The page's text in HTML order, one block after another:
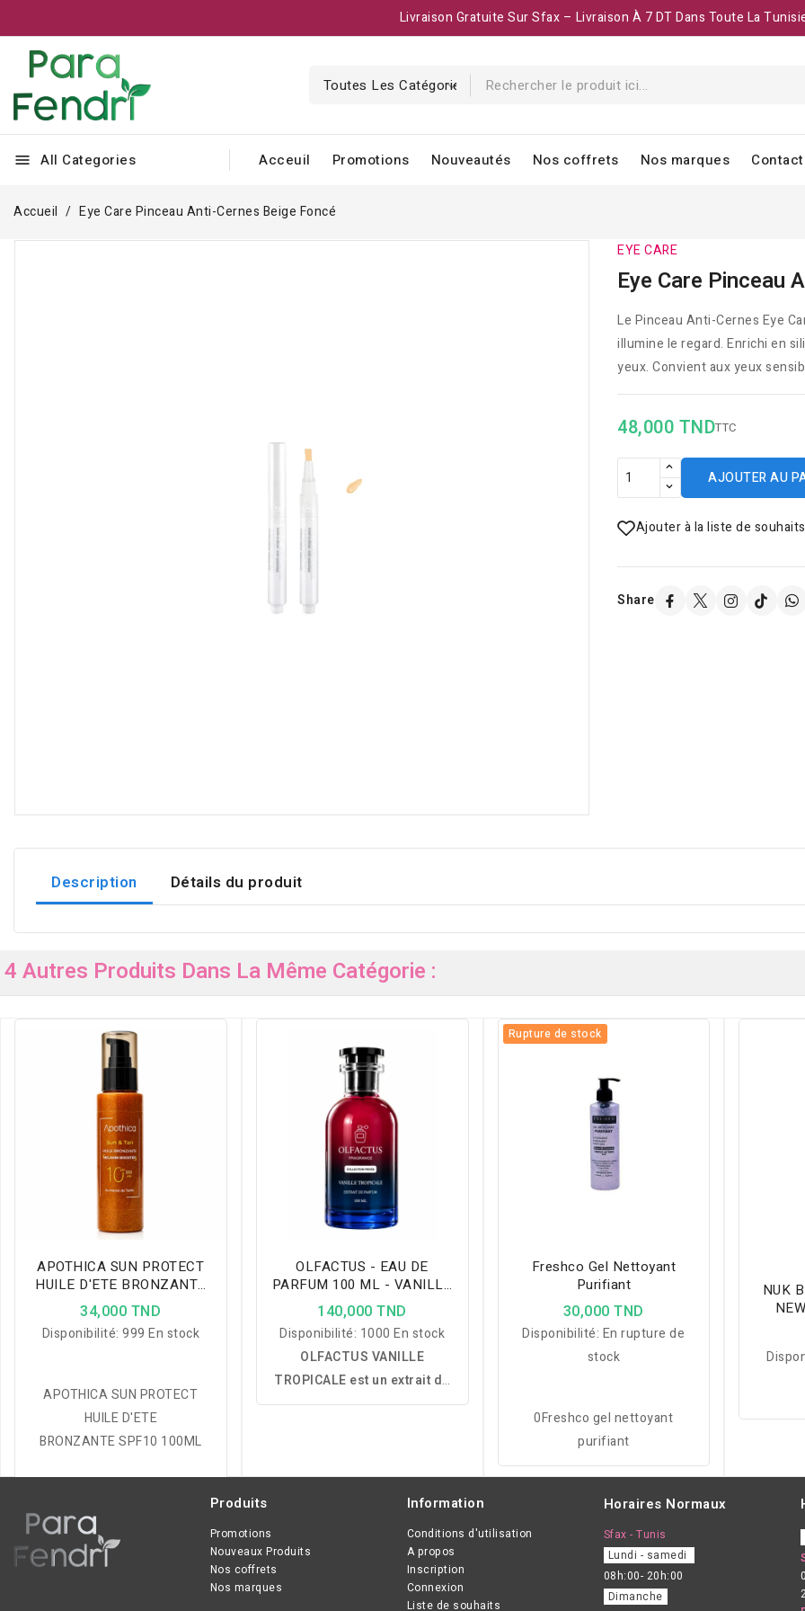
Livraison Gratuite Sur Sfax – Livraison À 7 DT Dans Toute La
menu All Categories Acceuil Promotions Nouveautés Nos coffrets Nos marques
Accueil Eye Care Pinceau Anti-Cernes Beige Foncé
EYE CARE
Eye Care Pinceau
Le Pinceau Anti-Cernes Eye
illumine le regard. Enrichi en
yeux. Convient aux yeux
48,000 TNDTTC
AJOUTER AU
Ajouter à la liste de souhaits
Share
Description Détails du produit
4 Autres Produits Dans La Même Catégorie :
APOTHICA SUN PROTECT
HUILE D'ETE BRONZANTE
SPF10 100ML
34,000 TND
Disponibilité:999 En stock
APOTHICA SUN PROTECT
HUILE D'ETE
BRONZANTE SPF10 100ML
OLFACTUS - EAU DE
PARFUM 100 ML - VANILLE
TROPICAL
140,000 TND
Disponibilité: 1000 En stock
OLFACTUS VANILLE
TROPICALE est un extrait de
parfum gourmand aux
sensuel et délicieusement
Rupture de stock
Freshco Gel Nettoyant
Purifiant
30,000 TND
Disponibilité: En rupture de
stock
0Freshco gel nettoyant
purifiant
NUK
Produits
Promotions
Nouveaux Produits
Nos coffrets
Nos marques
Information
Conditions d'utilisation
A propos
Inscription
Connexion
Liste de souhaits
Horaires Normaux
Sfax - Tunis
Lundi - samedi
08h:00- 20h:00
Dimanche